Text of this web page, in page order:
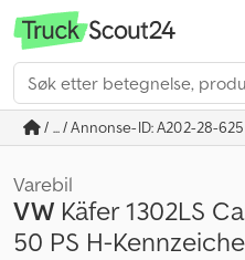
/ ... / Annonse-ID: A202-28-625
Varebil
VW Käfer 1302LS
50 PS H-